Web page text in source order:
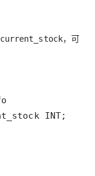
current_stock，可